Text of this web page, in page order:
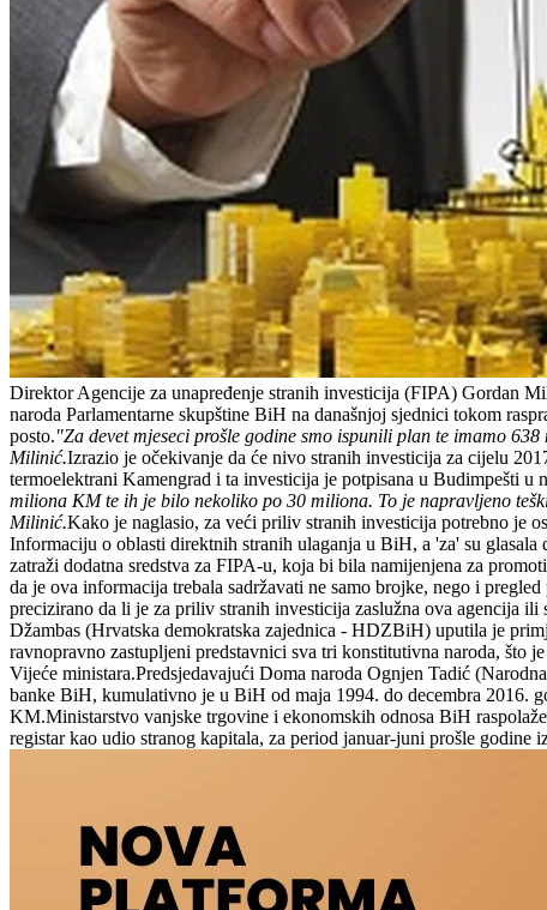
Direktor Agencije za unapređenje stranih investicija (FIPA) Gordan
naroda Parlamentarne skupštine BiH na današnjoj sjednici tokom
posto."Za devet mjeseci prošle godine smo ispunili plan te imamo
Milinić.Izrazio je očekivanje da će nivo stranih investicija za cijelu
termoelektrani Kamengrad i ta investicija je potpisana u Budimpešti
miliona KM te ih je bilo nekoliko po 30 miliona. To je napravljeno
Milinić.Kako je naglasio, za veći priliv stranih investicija potrebno je
Informaciju o oblasti direktnih stranih ulaganja u BiH, a 'za' su
zatraži dodatna sredstva za FIPA-u, koja bi bila namijenjena za
da je ova informacija trebala sadržavati ne samo brojke, nego i
precizirano da li je za priliv stranih investicija zaslužna ova agencija
Džambas (Hrvatska demokratska zajednica - HDZBiH) uputila je
ravnopravno zastupljeni predstavnici sva tri konstitutivna naroda, što
Vijeće ministara.Predsjedavajući Doma naroda Ognjen Tadić
banke BiH, kumulativno je u BiH od maja 1994. do decembra 2016.
KM.Ministarstvo vanjske trgovine i ekonomskih odnosa BiH
registar kao udio stranog kapitala, za period januar-juni prošle godine